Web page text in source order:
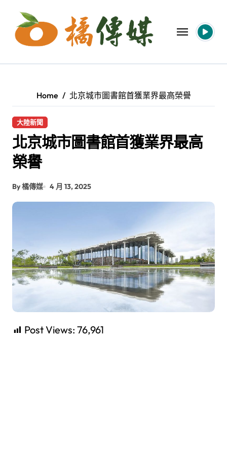
content
Home 北京城市圖書館首獲業界最高榮譽
大陸新聞
北京城市圖書館首獲業界最高
榮譽
By 橘傳媒 4 月 13, 2025
Post Views: 76,961